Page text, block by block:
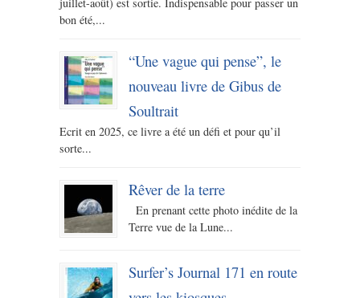
bon été,...
“Une vague qui pense”, le
nouveau livre de Gibus de
Soultrait
Ecrit en 2025, ce livre a été un défi et pour qu’il
sorte...
Rêver de la terre
En prenant cette photo inédite de la
Terre vue de la Lune...
Surfer’s Journal 171 en route